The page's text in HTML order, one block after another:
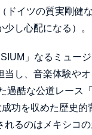
イツの質実剛健
し心配になる）。
」なるミュー
し、音楽体験や
酷な公道レース
功を収めた歴史
るのはメキシコ